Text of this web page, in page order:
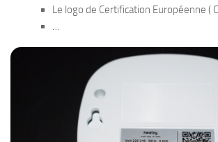
Le logo de Certification Européenne (
…